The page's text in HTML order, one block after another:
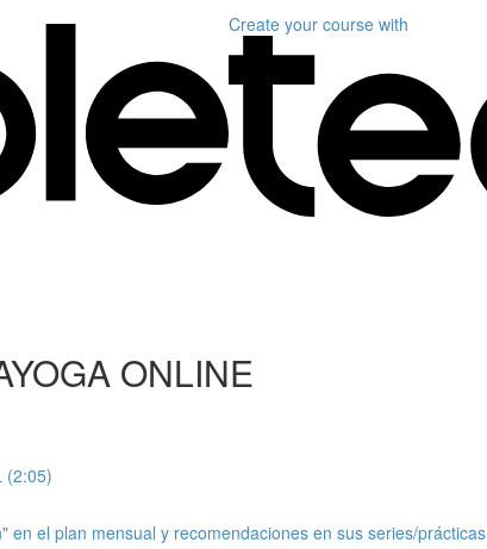
Create your course with
ONLINE
(2:05)
en el plan mensual y recomendaciones en sus series/prácticas